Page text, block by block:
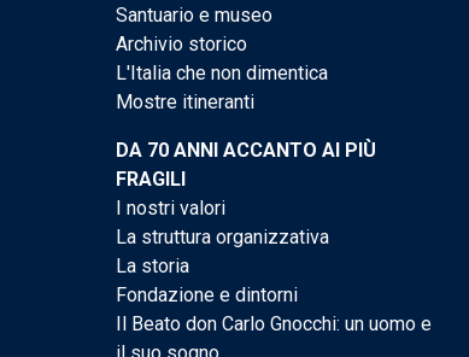
Santuario e museo
Archivio storico
L'Italia che non dimentica
Mostre itineranti
DA 70 ANNI ACCANTO AI PIÙ
FRAGILI
I nostri valori
La struttura organizzativa
La storia
Fondazione e dintorni
Il Beato don Carlo Gnocchi: un uomo e